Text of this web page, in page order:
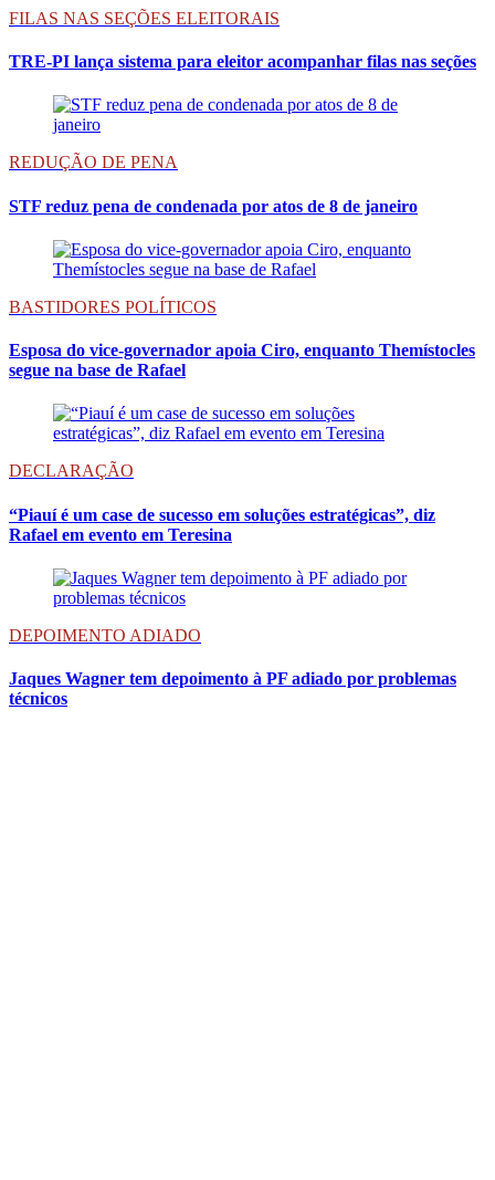
FILAS NAS SEÇÕES ELEITORAIS
TRE-PI lança sistema para eleitor acompanhar filas nas seções
REDUÇÃO DE PENA
STF reduz pena de condenada por atos de 8 de janeiro
BASTIDORES POLÍTICOS
Esposa do vice-governador apoia Ciro, enquanto Themístocles
segue na base de Rafael
DECLARAÇÃO
“Piauí é um case de sucesso em soluções estratégicas”, diz
Rafael em evento em Teresina
DEPOIMENTO ADIADO
Jaques Wagner tem depoimento à PF adiado por problemas
técnicos